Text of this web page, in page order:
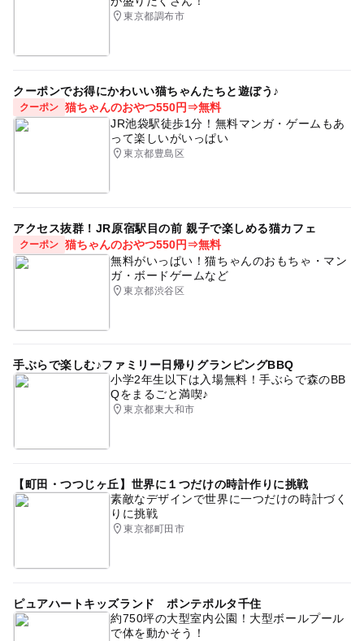
東京都調布市
クーポンでお得にかわいい猫ちゃんたちと遊ぼう♪
クーポン 猫ちゃんのおやつ550円⇒無料
JR池袋駅徒歩1分！無料マンガ・ゲームもあ
って楽しいがいっぱい
東京都豊島区
アクセス抜群！JR原宿駅目の前 親子で楽しめる猫カフェ
クーポン 猫ちゃんのおやつ550円⇒無料
無料がいっぱい！猫ちゃんのおもちゃ・マン
ガ・ボードゲームなど
東京都渋谷区
手ぶらで楽しむ♪ファミリー日帰りグランピングBBQ
小学2年生以下は入場無料！手ぶらで森のBB
Qをまるごと満喫♪
東京都東大和市
【町田・つつじヶ丘】世界に１つだけの時計作りに挑戦
素敵なデザインで世界に一つだけの時計づく
りに挑戦
東京都町田市
ピュアハートキッズランド ポンテポルタ千住
約750坪の大型室内公園！大型ボールプール
で体を動かそう！